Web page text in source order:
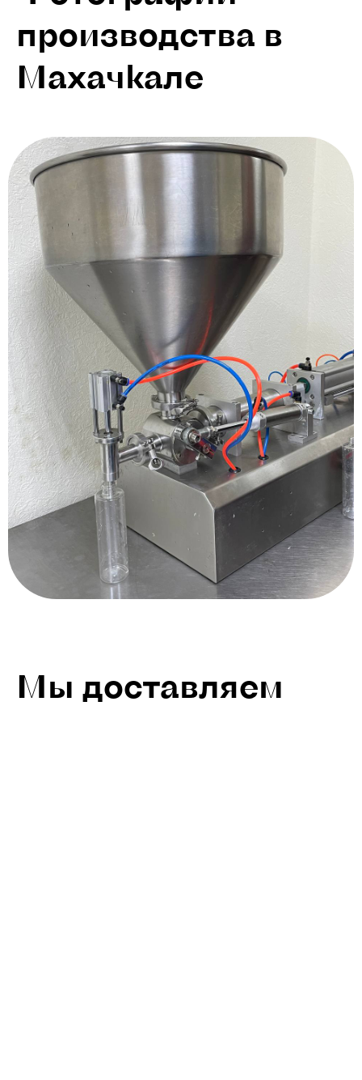
производства в
Махачкале
Мы доставляем